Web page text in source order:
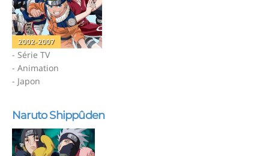
2002-2007
- Série TV
- Animation
- Japon
Naruto Shippûden